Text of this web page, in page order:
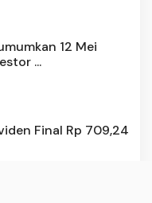
12 Mei
...
Final Rp 709,24